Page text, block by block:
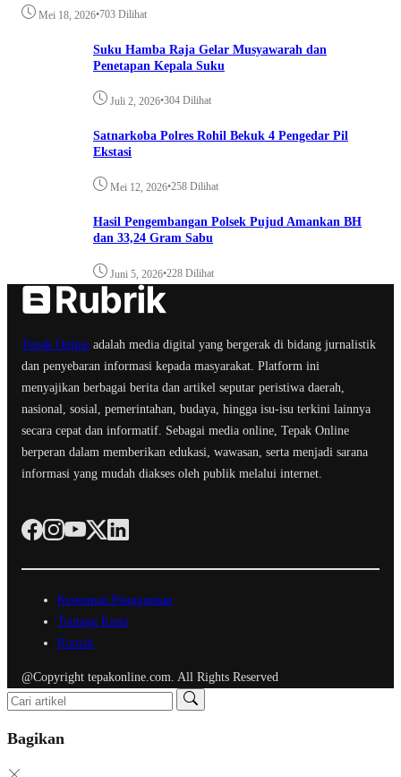
Mei 18, 2026•703 Dilihat
Suku Hamba Raja Gelar Musyawarah dan
Penetapan Kepala Suku
Juli 2, 2026•304 Dilihat
Satnarkoba Polres Rohil Bekuk 4 Pengedar Pil
Ekstasi
Mei 12, 2026•258 Dilihat
Hasil Pengembangan Polsek Pujud Amankan BH
dan 33,24 Gram Sabu
Juni 5, 2026•228 Dilihat
Tepak Online adalah media digital yang bergerak di bidang jurnalistik
dan penyebaran informasi kepada masyarakat. Platform ini
menyajikan berbagai berita dan artikel seputar peristiwa daerah,
nasional, sosial, pemerintahan, budaya, hingga isu-isu terkini lainnya
secara cepat dan informatif. Sebagai media online, Tepak Online
berperan dalam memberikan edukasi, wawasan, serta menjadi sarana
informasi yang mudah diakses oleh publik melalui internet.
Ketentuan Penggunaan
Tentang Kami
Kontak
@Copyright tepakonline.com. All Rights Reserved
Bagikan